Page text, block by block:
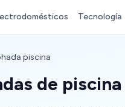
Tecnología
piscina
de